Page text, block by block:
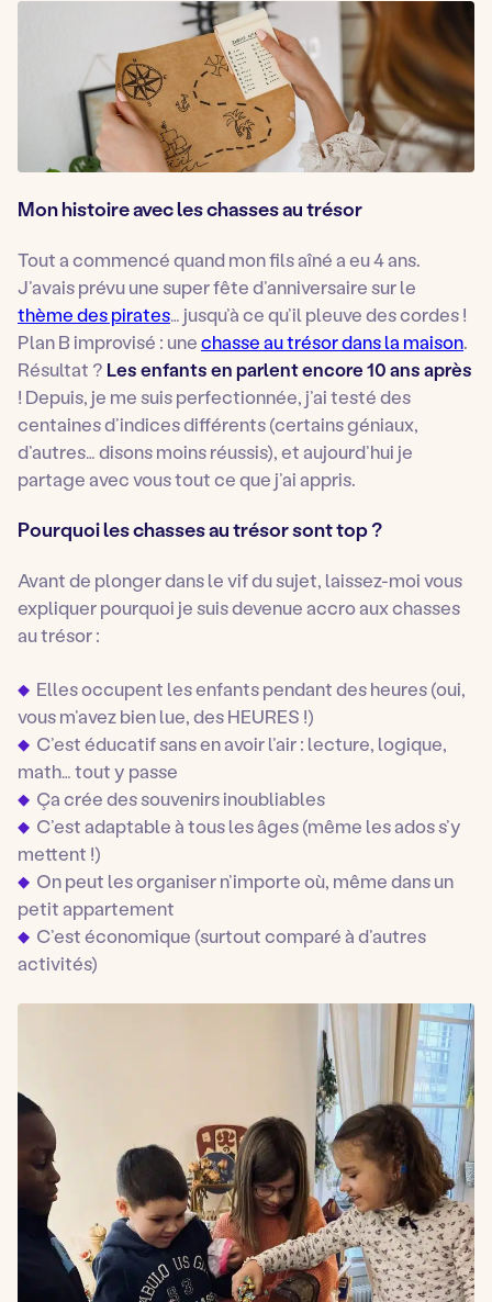
Mon histoire avec les chasses au trésor
Tout a commencé quand mon fils aîné a eu 4 ans.
J’avais prévu une super fête d’anniversaire sur le
thème des pirates… jusqu’à ce qu’il pleuve des cordes !
Plan B improvisé : unechasse au trésor dans la maison.
Résultat ? Les enfants en parlent encore 10 ans après
! Depuis, je me suis perfectionnée, j’ai testé des
centaines d’indices différents (certains géniaux,
d’autres… disons moins réussis), et aujourd’hui je
partage avec vous tout ce que j’ai appris.
Pourquoi les chasses au trésor sont top ?
Avant de plonger dans le vif du sujet, laissez-moi vous
expliquer pourquoi je suis devenue accro aux chasses
au trésor :
Elles occupent les enfants pendant des heures (oui,
vous m’avez bien lue, des HEURES !)
C’est éducatif sans en avoir l’air : lecture, logique,
math… tout y passe
Ça crée des souvenirs inoubliables
C’est adaptable à tous les âges (même les ados s’y
mettent !)
On peut les organiser n’importe où, même dans un
petit appartement
C’est économique (surtout comparé à d’autres
activités)